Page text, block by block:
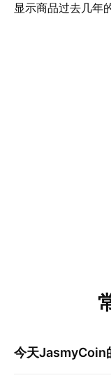
显示商品过去几年
今天JasmyCoin